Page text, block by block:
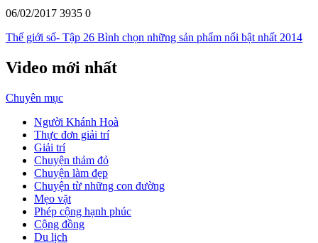
06/02/2017 3935 0
Thế giới số- Tập 26 Bình chọn những sản phẩm nổi bật nhất 2014
Video mới nhất
Chuyên mục
Người Khánh Hoà
Thực đơn giải trí
Giải trí
Chuyện thảm đỏ
Chuyện làm đẹp
Chuyện từ những con đường
Mẹo vặt
Phép cộng hạnh phúc
Cộng đồng
Du lịch